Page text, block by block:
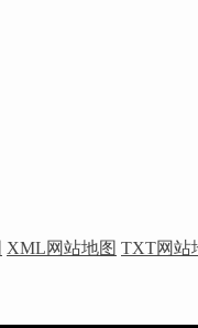
XML网站地图 TXT网站